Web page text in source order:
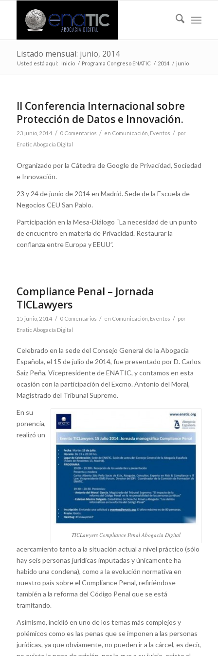
Listado mensual: junio, 2014
Usted está aquí: Inicio / Programa Congreso ENATIC / 2014 / junio
II Conferencia Internacional sobre
Protección de Datos e Innovación.
23 junio, 2014 / 0 Comentarios / en Comunicación Eventos / por
Enatic Abogacía Digital
Organizado por la Cátedra de Google de Privacidad, Sociedad
e Innovación.
23 y 24 de junio de 2014 en Madrid. Sede de la Escuela de
Negocios CEU San Pablo.
Participación en la Mesa-Diálogo “La necesidad de un punto
de encuentro en materia de Privacidad. Restaurar la
confianza entre Europa y EEUU”.
Compliance Penal – Jornada
TICLawyers
15 junio, 2014 / 0 Comentarios / en Comunicación Eventos / por
Enatic Abogacía Digital
Celebrado en la sede del Consejo General de la Abogacía
Española, el 15 de julio de 2014, fue presentado por D. Carlos
Saiz Peña, Vicepresidente de ENATIC, y contamos en esta
ocasión con la participación del Excmo. Antonio del Moral,
Magistrado del Tribunal Supremo.
TICLawyers Compliance Penal Abogacía Digital
En su
ponencia,
realizó un
acercamiento tanto a la situación actual a nivel práctico (sólo
hay seis personas jurídicas imputadas y únicamente ha
habido una condena), como a la evolución normativa en
nuestro país sobre el Compliance Penal, refiriéndose
también a la reforma del Código Penal que se está
tramitando.
Asimismo, incidió en uno de los temas más complejos y
polémicos como es las penas que se imponen a las personas
jurídicas, ya que obviamente, no pueden ir a la cárcel, es decir,